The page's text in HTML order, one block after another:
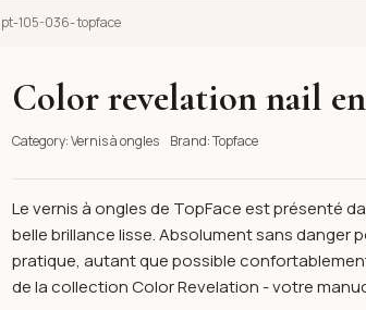
105-036- topface
036- topface
036- topface
Color revelation nail
Category:Vernis à ongles Brand:Topface
Le vernis à ongles de TopFace est présenté
belle brillance lisse. Absolument sans danger
pratique, autant que possible
de la collection Color Revelation - votre